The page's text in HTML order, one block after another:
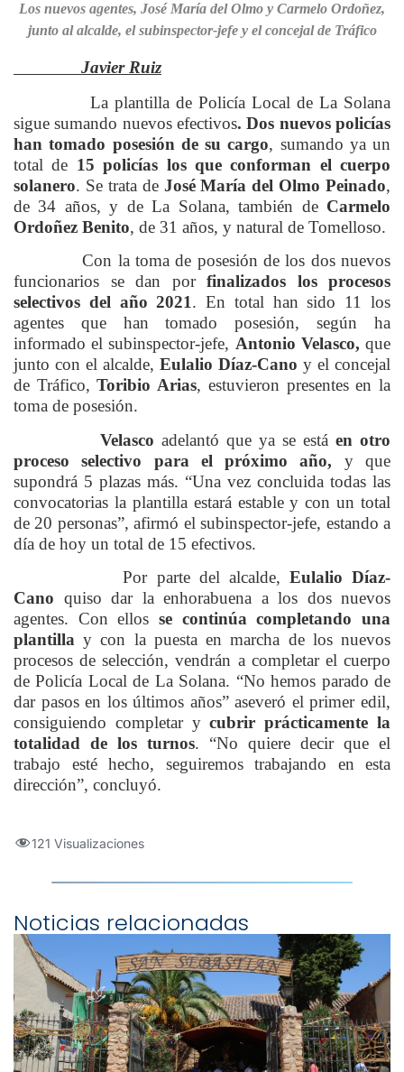
Los nuevos agentes, José María del Olmo y Carmelo Ordoñez,
junto al alcalde, el subinspector-jefe y el concejal de Tráfico
Javier Ruiz
La plantilla de Policía Local de La Solana
sigue sumando nuevos efectivos. Dos nuevos policías
han tomado posesión de su cargo, sumando ya un
total de 15 policías los que conforman el cuerpo
solanero. Se trata de José María del Olmo Peinado,
de 34 años, y de La Solana, también de Carmelo
Ordoñez Benito, de 31 años, y natural de Tomelloso.
Con la toma de posesión de los dos nuevos
funcionarios se dan por finalizados los procesos
selectivos del año 2021. En total han sido 11 los
agentes que han tomado posesión, según ha
informado el subinspector-jefe, Antonio Velasco, que
junto con el alcalde, Eulalio Díaz-Cano y el concejal
de Tráfico,Toribio Arias, estuvieron presentes en la
toma de posesión.
Velasco adelantó que ya se está en otro
proceso selectivo para el próximo año, y que
supondrá 5 plazas más. “Una vez concluida todas las
convocatorias la plantilla estará estable y con un total
de 20 personas”, afirmó el subinspector-jefe, estando a
día de hoy un total de 15 efectivos.
Por parte del alcalde, Eulalio Díaz-
Cano quiso dar la enhorabuena a los dos nuevos
agentes. Con ellos se continúa completando una
plantilla y con la puesta en marcha de los nuevos
procesos de selección, vendrán a completar el cuerpo
de Policía Local de La Solana. “No hemos parado de
dar pasos en los últimos años” aseveró el primer edil,
consiguiendo completar ycubrir prácticamente la
totalidad de los turnos. “No quiere decir que el
trabajo esté hecho, seguiremos trabajando en esta
dirección”, concluyó.
121 Visualizaciones
Noticias relacionadas